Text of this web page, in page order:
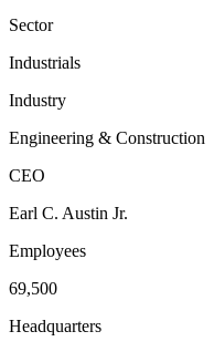
Sector
Industrials
Industry
Engineering & Construction
CEO
Earl C. Austin Jr.
Employees
69,500
Headquarters